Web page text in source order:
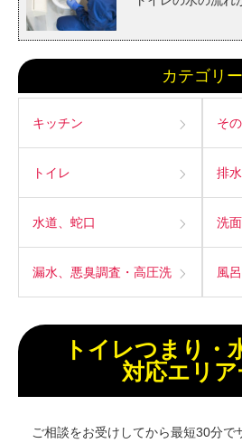
カテゴリー
キッチン そ
トイレ 排
水道、蛇口 洗
漏水、悪臭調査・高圧洗
浄・管内カメラ
風呂
トイレつまり・
対応エリ
ご相談をお受けしてから最短30分で